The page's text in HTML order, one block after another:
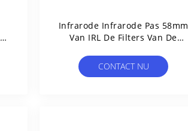
Infrarode Infrarode Pas 58mm
Van IRL De Filters Van De
CONTACT NU